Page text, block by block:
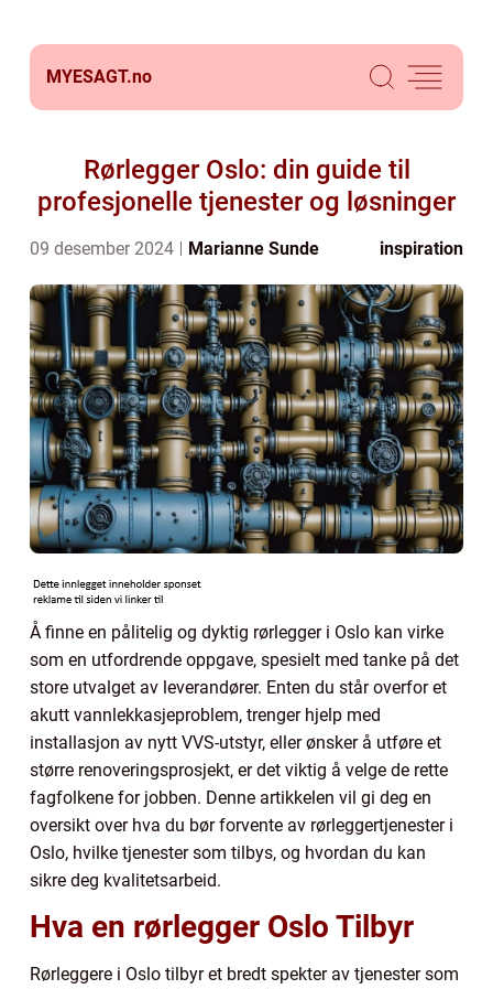
MYESAGT.no
Rørlegger Oslo: din guide til
profesjonelle tjenester og løsninger
09 desember 2024 Marianne Sunde inspiration
Å finne en pålitelig og dyktig rørlegger i Oslo kan virke
som en utfordrende oppgave, spesielt med tanke på det
store utvalget av leverandører. Enten du står overfor et
akutt vannlekkasjeproblem, trenger hjelp med
installasjon av nytt VVS-utstyr, eller ønsker å utføre et
større renoveringsprosjekt, er det viktig å velge de rette
fagfolkene for jobben. Denne artikkelen vil gi deg en
oversikt over hva du bør forvente av rørleggertjenester i
Oslo, hvilke tjenester som tilbys, og hvordan du kan
sikre deg kvalitetsarbeid.
Hva en rørlegger Oslo Tilbyr
Rørleggere i Oslo tilbyr et bredt spekter av tjenester som